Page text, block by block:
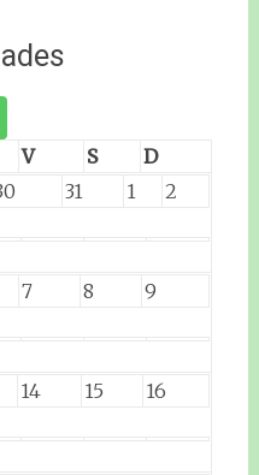
V S
D
31 1 2
7 8 9
14 15 16